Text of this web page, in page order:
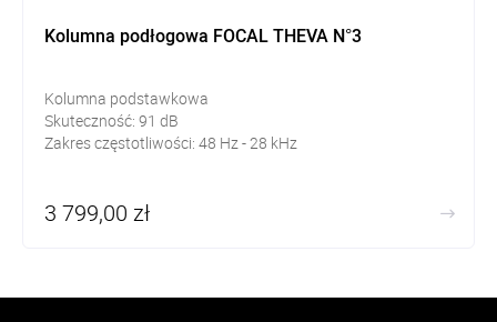
Kolumna podłogowa FOCAL THEVA N°3
Kolumna podstawkowa
Skuteczność: 91 dB
Zakres częstotliwości: 48 Hz - 28 kHz
3 799,00 zł